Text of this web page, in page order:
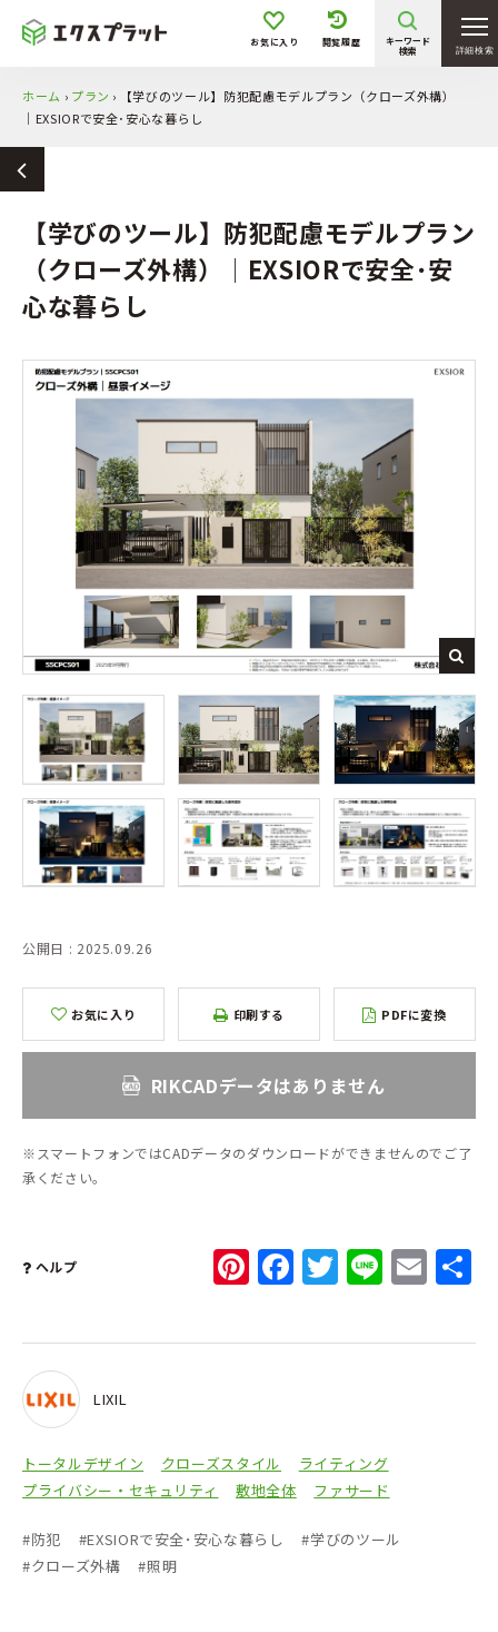
詳細検索
お気に入り 閲覧履歴
キーワード
検索
ホーム › プラン ›
【学びのツール】防犯配慮モデルプラン（クローズ外構）
│EXSIORで安全･安心な暮らし
【学びのツール】防犯配慮モデルプラン
（クローズ外構）│EXSIORで安全･安
心な暮らし
公開日 : 2025.09.26
お気に入り 印刷する PDFに変換
RIKCADデータはありません
※スマートフォンではCADデータのダウンロードができませんのでご了
承ください。
ヘルプ Pinterest
Facebook
Twitter
Line
LIXIL
トータルデザイン クローズスタイル
ライティング
プライバシー・セキュリティ
敷地全体 ファサード
#防犯 #EXSIORで安全･安心な暮らし #学びのツール
#クローズ外構 #照明